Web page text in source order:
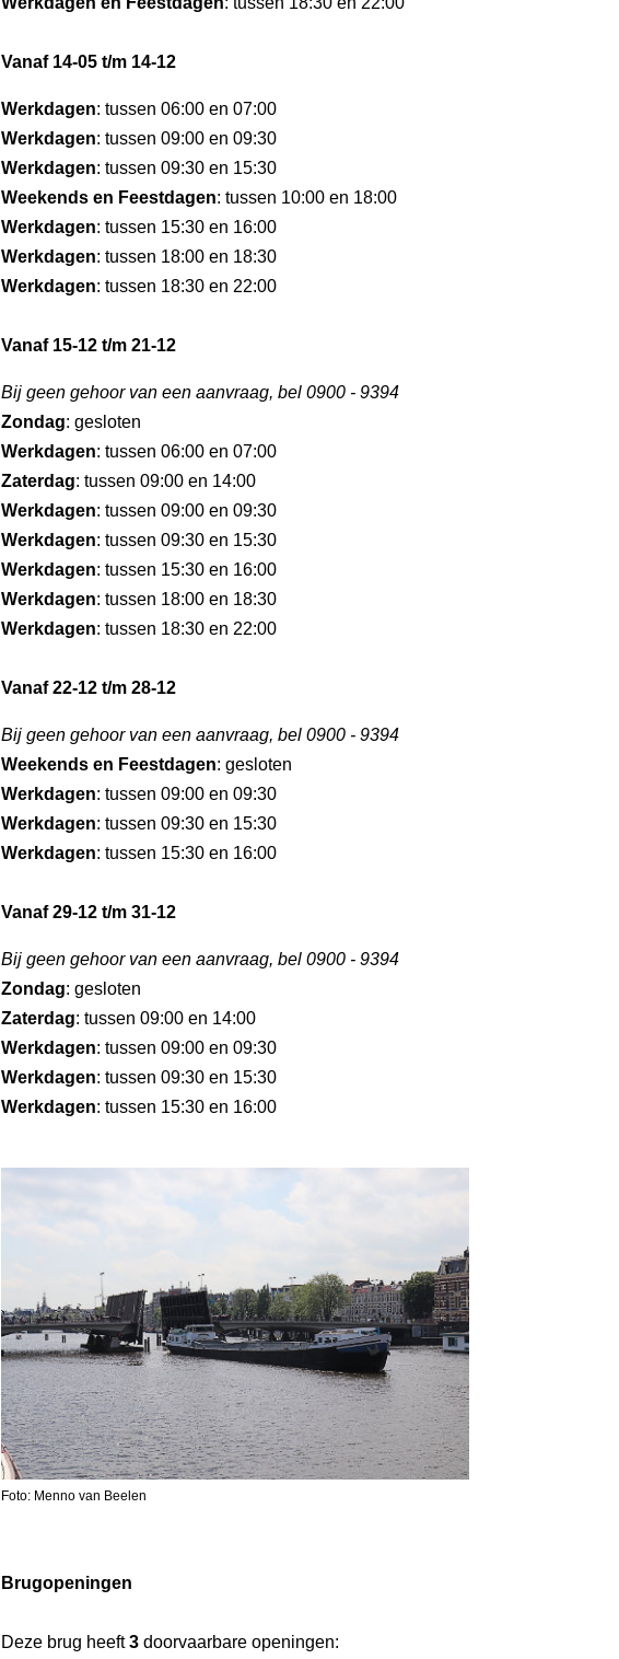
Vanaf 14-05 t/m 14-12
Werkdagen: tussen 06:00 en 07:00
Werkdagen: tussen 09:00 en 09:30
Werkdagen: tussen 09:30 en 15:30
Weekends en Feestdagen: tussen 10:00 en 18:00
Werkdagen: tussen 15:30 en 16:00
Werkdagen: tussen 18:00 en 18:30
Werkdagen: tussen 18:30 en 22:00
Vanaf 15-12 t/m 21-12
Bij geen gehoor van een aanvraag, bel 0900 - 9394
Zondag: gesloten
Werkdagen: tussen 06:00 en 07:00
Zaterdag: tussen 09:00 en 14:00
Werkdagen: tussen 09:00 en 09:30
Werkdagen: tussen 09:30 en 15:30
Werkdagen: tussen 15:30 en 16:00
Werkdagen: tussen 18:00 en 18:30
Werkdagen: tussen 18:30 en 22:00
Vanaf 22-12 t/m 28-12
Bij geen gehoor van een aanvraag, bel 0900 - 9394
Weekends en Feestdagen: gesloten
Werkdagen: tussen 09:00 en 09:30
Werkdagen: tussen 09:30 en 15:30
Werkdagen: tussen 15:30 en 16:00
Vanaf 29-12 t/m 31-12
Bij geen gehoor van een aanvraag, bel 0900 - 9394
Zondag: gesloten
Zaterdag: tussen 09:00 en 14:00
Werkdagen: tussen 09:00 en 09:30
Werkdagen: tussen 09:30 en 15:30
Werkdagen: tussen 15:30 en 16:00
Foto: Menno van Beelen
Brugopeningen
Deze brug heeft3 doorvaarbare openingen: